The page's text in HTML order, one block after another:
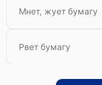
Мнет, жует бумагу
Рвет бумагу